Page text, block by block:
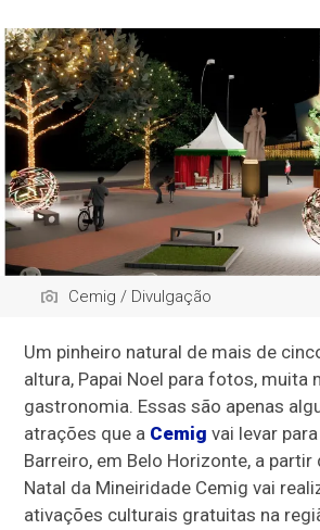
Cemig / Divulgação
Um pinheiro natural de mais de
altura, Papai Noel para fotos, muita
gastronomia. Essas são apenas
atrações que a Cemig vai levar
Barreiro, em Belo Horizonte, a
Natal da Mineiridade Cemig vai
ativações culturais gratuitas na